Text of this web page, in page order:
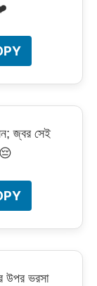
জ্বর সেই
উপর ভরসা